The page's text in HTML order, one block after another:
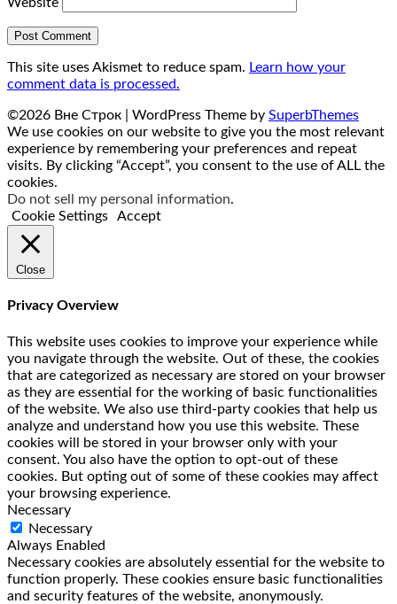
This site uses Akismet to reduce spam. Learn how your
comment data is processed.
©2026 Вне Строк | WordPress Theme by SuperbThemes
We use cookies on our website to give you the most relevant
experience by remembering your preferences and repeat
visits. By clicking “Accept”, you consent to the use of ALL the
cookies.
Do not sell my personal information.
Cookie Settings
Accept
Close
Privacy Overview
This website uses cookies to improve your experience while
you navigate through the website. Out of these, the cookies
that are categorized as necessary are stored on your browser
as they are essential for the working of basic functionalities
of the website. We also use third-party cookies that help us
analyze and understand how you use this website. These
cookies will be stored in your browser only with your
consent. You also have the option to opt-out of these
cookies. But opting out of some of these cookies may affect
your browsing experience.
Necessary
Necessary
Always Enabled
Necessary cookies are absolutely essential for the website to
function properly. These cookies ensure basic functionalities
and security features of the website, anonymously.